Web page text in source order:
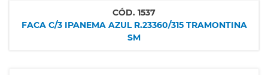
CÓD. 1537
FACA C/3 IPANEMA AZUL R.23360/315 TRAMONTINA
SM